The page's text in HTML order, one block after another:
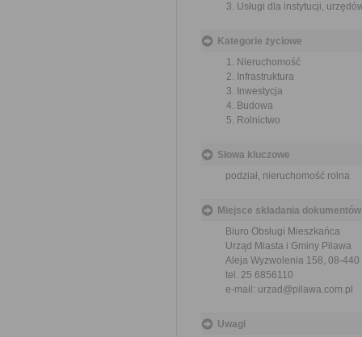
Usługi dla instytucji,
Kategorie życiowe
Nieruchomość
Infrastruktura
Inwestycja
Budowa
Rolnictwo
Słowa kluczowe
podział, nieruchomość rolna
Miejsce składania dokumentów
Biuro Obsługi Mieszkańca
Urząd Miasta i Gminy Pilawa
Aleja Wyzwolenia 158, 08-440
tel. 25 6856110
e-mail: urzad@pilawa.com.pl
Uwagi